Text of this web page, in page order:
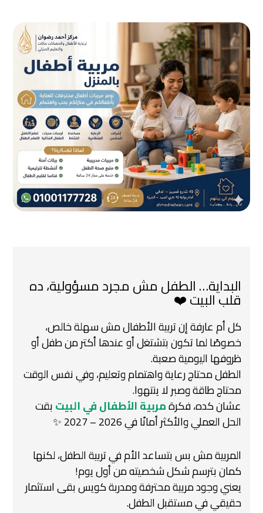
البداية… الطفل مش مجرد مسؤولية، ده
قلب البيت ❤️
كل أم عارفة إن تربية الأطفال مش سهلة خالص،
خصوصًا لما تكون بتشتغل أو عندها أكتر من طفل أو
ظروفها اليومية صعبة.
الطفل محتاج رعاية واهتمام وتعليم، وفي نفس الوقت
محتاج طاقة وصبر لا ينتهوا.
عشان كده، فكرةمربية الأطفال في البيتبقت
الحل العملي والأكثر أمانًا في 2026 – 2027 ✨
المربية مش بس بتساعد الأم في تربية الطفل، لكنها
كمان بترسم شكل شخصيته من أول يوم!
يعني وجود مربية محترفة ومدربة كويس بقى استثمار
حقيقي في مستقبل الطفل.